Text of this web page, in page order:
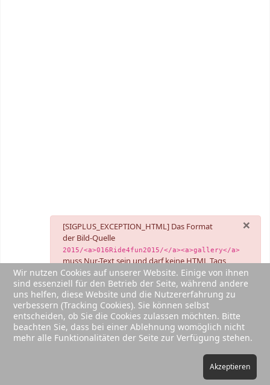
×
danger
[SIGPLUS_EXCEPTION_HTML] Das Format
der Bild-Quelle
2015/<a>016Ride4fun2015/</a><a>gallery</a>
muss Nur-Text sein und darf keine HTML Tags
enthalten. Bitte sicherstellen dass die Bild-Quelle
oder URL über die Tastatur eingegeben oder im
Nur-Text-Format eingefügt wird.
[SIGPLUS_EXCEPTION_SOURCE] Die Bild-Quelle
muss eine vollständige URL oder ein Pfad relativ
zum Basis-Ordner sein wie im Backend angegeben.
AberKleeblattourenist weder eine URL noch ein
Pfad relativ zu einer existierenden Datei bzw.
Wir nutzen Cookies auf unserer Website. Einige von ihnen
sind essenziell für den Betrieb der Seite, während andere
uns helfen, diese Website und die Nutzererfahrung zu
verbessern (Tracking Cookies). Sie können selbst
entscheiden, ob Sie die Cookies zulassen möchten. Bitte
beachten Sie, dass bei einer Ablehnung womöglich nicht
mehr alle Funktionalitäten der Seite zur Verfügung stehen.
Akzeptieren